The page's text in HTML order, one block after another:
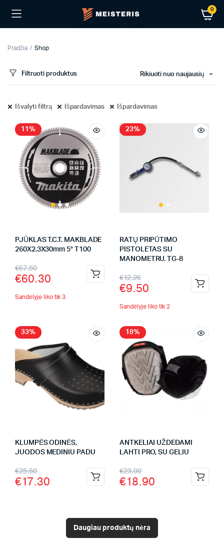
0
Pradžia Shop
Filtruoti produktus Rikiuoti nuo naujausių
Išvalyti filtrą Išpardavimas Išpardavimas
11%
PJŪKLAS T.C.T. MAKBLADE
260X2.3X30mm 5° T100
€67.50
€60.30
Sandėlyje liko tik 3
23%
RATŲ PRIPŪTIMO
PISTOLETAS SU
MANOMETRU. TG-8
€12.26
€9.50
Sandėlyje liko tik 2
33%
KLUMPĖS ODINĖS,
JUODOS MEDINIU PADU
€25.50
€17.30
18%
ANTKELIAI UŽDEDAMI
LAHTI PRO, SU GELIU
€23.00
€18.90
Daugiau produktų nėra